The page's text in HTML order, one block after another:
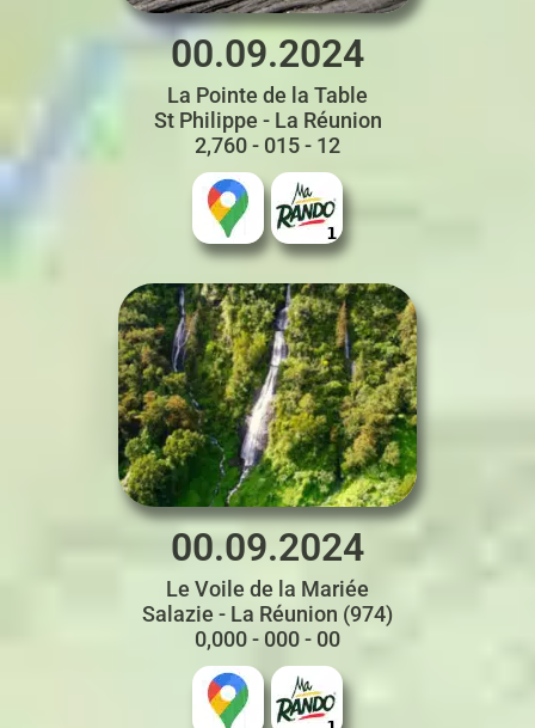
00.09.2024
La Pointe de la Table
St Philippe - La Réunion
2,760 - 015 - 12
00.09.2024
Le Voile de la Mariée
Salazie - La Réunion (974)
0,000 - 000 - 00